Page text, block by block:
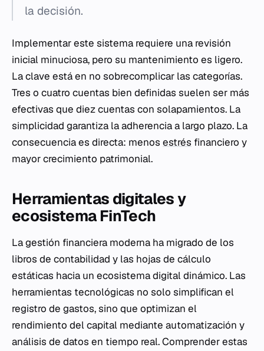
la decisión.
Implementar este sistema requiere una revisión
inicial minuciosa, pero su mantenimiento es ligero.
La clave está en no sobrecomplicar las categorías.
Tres o cuatro cuentas bien definidas suelen ser más
efectivas que diez cuentas con solapamientos. La
simplicidad garantiza la adherencia a largo plazo. La
consecuencia es directa: menos estrés financiero y
mayor crecimiento patrimonial.
Herramientas digitales y
ecosistema FinTech
La gestión financiera moderna ha migrado de los
libros de contabilidad y las hojas de cálculo
estáticas hacia un ecosistema digital dinámico. Las
herramientas tecnológicas no solo simplifican el
registro de gastos, sino que optimizan el
rendimiento del capital mediante automatización y
análisis de datos en tiempo real. Comprender estas